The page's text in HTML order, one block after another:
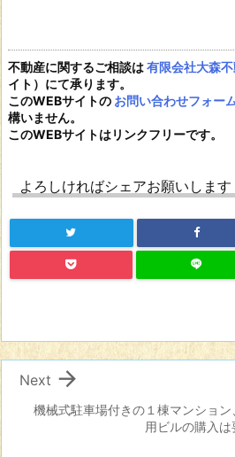
不動産に関するご相談は有限会社大森
イト）にて承ります。
このWEBサイトの お問い合わせフォー
構いません。
このWEBサイトはリンクフリーです。
よろしければシェアお願いします
機械式駐車場付きの１棟マンション
用ビルの購入

Next